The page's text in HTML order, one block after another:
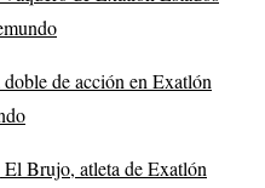
de acción en Exatlón
Brujo, atleta de Exatlón